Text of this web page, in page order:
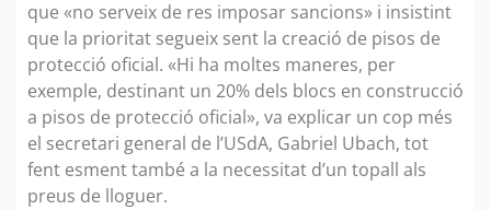
que «no serveix de res imposar sancions» i insistint
que la prioritat segueix sent la creació de pisos de
protecció oficial. «Hi ha moltes maneres, per
exemple, destinant un 20% dels blocs en construcció
a pisos de protecció oficial», va explicar un cop més
el secretari general de l’USdA, Gabriel Ubach, tot
fent esment també a la necessitat d’un topall als
preus de lloguer.